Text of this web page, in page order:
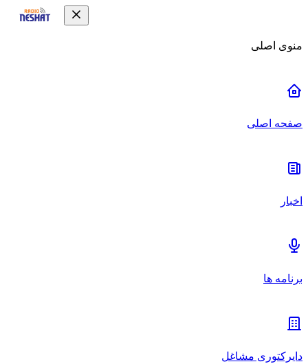
منوی اصلی
صفحه اصلی
اخبار
برنامه ها
دایرکتوری مشاغل